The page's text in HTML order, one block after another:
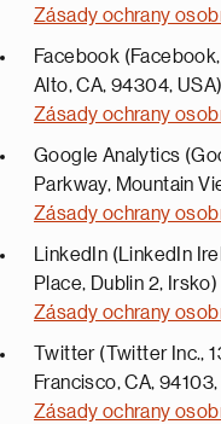
Zásady ochrany
Facebook
Alto, CA, 94304, USA)
Zásady ochrany
Google Analytics
Parkway, Mountain
Zásady ochrany
LinkedIn (LinkedIn
Place, Dublin 2, Irsko)
Zásady ochrany
Twitter (Twitter Inc.,
Francisco, CA, 94103,
Zásady ochrany